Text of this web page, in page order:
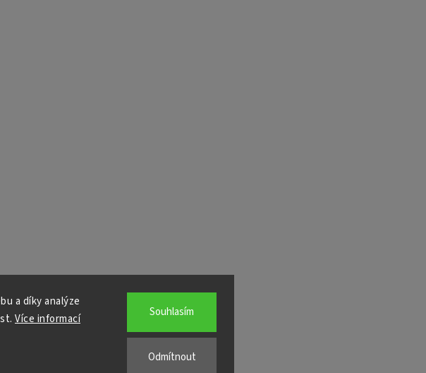
a díky analýze
Více informací
Odmítnout
Souhlasím